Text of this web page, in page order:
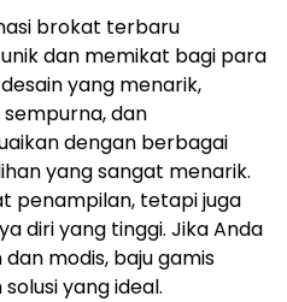
brokat terbaru
dan memikat bagi para
yang menarik,
dan
dengan berbagai
yang sangat menarik.
penampilan, tetapi juga
diri yang tinggi. Jika Anda
modis, baju gamis
yang ideal.